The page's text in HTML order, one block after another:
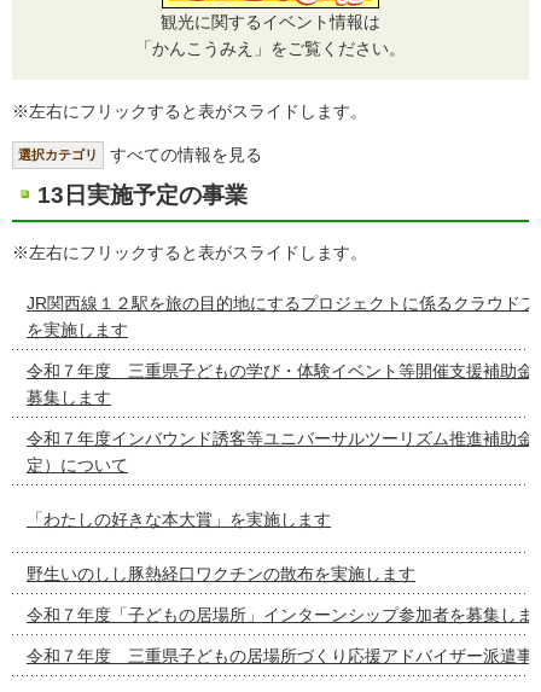
観光に関するイベント情報は
「かんこうみえ」をご覧ください。
※左右にフリックすると表がスライドします。
選択カテゴリ すべての情報を見る
13日実施予定の事業
※左右にフリックすると表がスライドします。
JR関西線１２駅を旅の目的地にするプロジェクトに係るクラウド
を実施します
令和７年度 三重県子どもの学び・体験イベント等開催支援補助金
募集します
令和７年度インバウンド誘客等ユニバーサルツーリズム推進補助金
定）について
「わたしの好きな本大賞」を実施します
野生いのしし豚熱経口ワクチンの散布を実施します
令和７年度「子どもの居場所」インターンシップ参加者を募集しま
令和７年度 三重県子どもの居場所づくり応援アドバイザー派遣事